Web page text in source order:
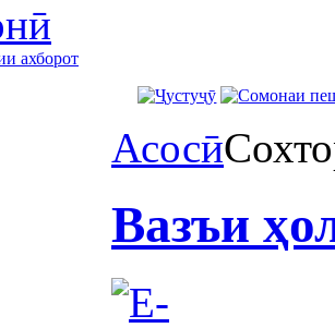
ахборот
Асосӣ
Вазъи